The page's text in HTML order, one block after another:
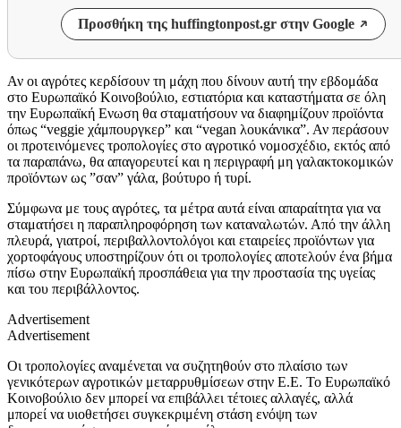
Προσθήκη της huffingtonpost.gr στην Google
Αν οι αγρότες κερδίσουν τη μάχη που δίνουν αυτή την εβδομάδα
στο Ευρωπαϊκό Κοινοβούλιο, εστιατόρια και καταστήματα σε όλη
την Ευρωπαϊκή Ενωση θα σταματήσουν να διαφημίζουν προϊόντα
όπως “veggie χάμπουργκερ” και “vegan λουκάνικα”. Αν περάσουν
οι προτεινόμενες τροπολογίες στο αγροτικό νομοσχέδιο, εκτός από
τα παραπάνω, θα απαγορευτεί και η περιγραφή μη γαλακτοκομικών
προϊόντων ως ”σαν” γάλα, βούτυρο ή τυρί.
Σύμφωνα με τους αγρότες, τα μέτρα αυτά είναι απαραίτητα για να
σταματήσει η παραπληροφόρηση των καταναλωτών. Από την άλλη
πλευρά, γιατροί, περιβαλλοντολόγοι και εταιρείες προϊόντων για
χορτοφάγους υποστηρίζουν ότι οι τροπολογίες αποτελούν ένα βήμα
πίσω στην Ευρωπαϊκή προσπάθεια για την προστασία της υγείας
και του περιβάλλοντος.
Advertisement
Advertisement
Οι τροπολογίες αναμένεται να συζητηθούν στο πλαίσιο των
γενικότερων αγροτικών μεταρρυθμίσεων στην Ε.Ε. Το Ευρωπαϊκό
Κοινοβούλιο δεν μπορεί να επιβάλλει τέτοιες αλλαγές, αλλά
μπορεί να υιοθετήσει συγκεκριμένη στάση ενόψη των